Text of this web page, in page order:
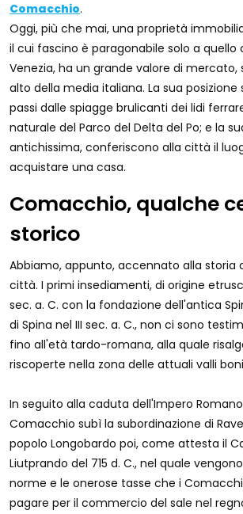
Comacchio.
Oggi, più che mai, una proprietà
il cui fascino è paragonabile solo a quello
Venezia, ha un grande valore di
alto della media italiana. La sua
passi dalle spiagge brulicanti dei lidi
naturale del Parco del Delta del Po; e la
antichissima, conferiscono alla città il
acquistare una casa.
Comacchio, qualche
storico
Abbiamo, appunto, accennato alla storia
città. I primi insediamenti, di origine
sec. a. C. con la fondazione dell'antica
di Spina nel III sec. a. C., non ci sono
fino all'età tardo-romana, alla quale
riscoperte nella zona delle attuali valli
In seguito alla caduta dell'Impero
Comacchio subì la subordinazione di
popolo Longobardo poi, come attesta il
Liutprando del 715 d. C., nel quale
norme e le onerose tasse che i
pagare per il commercio del sale nel